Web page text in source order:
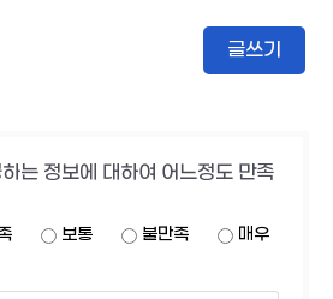
글쓰기
는 정보에 대하여 어느정도 만족
보통 불만족
매우